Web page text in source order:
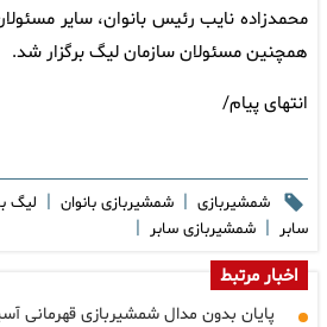
محمدزاده نایب رئیس بانوان، سایر
همچنین مسئولان سازمان لیگ برگزار شد.
انتهای پیام/
شمشیربازی | شمشیربازی بانوان | لیگ
سابر | شمشیربازی سابر |
اخبار مرتبط
پایان بدون مدال شمشیربازی قهرمانی